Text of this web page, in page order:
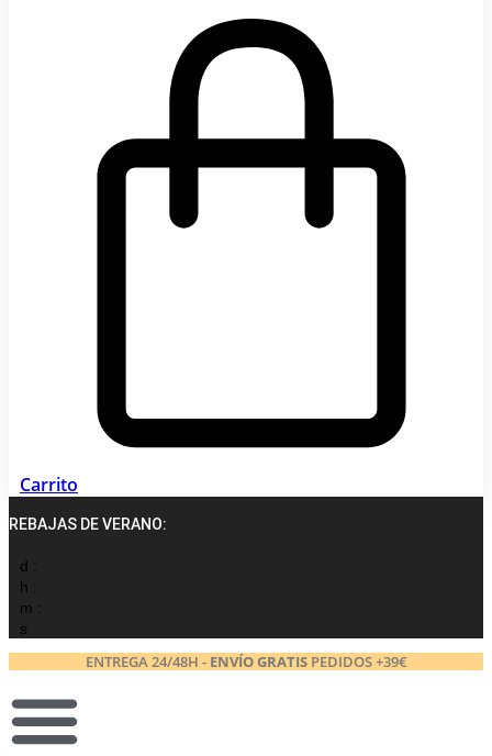
Carrito
REBAJAS DE VERANO:
d :
h :
m :
s
ENTREGA 24/48H - ENVÍO GRATISPEDIDOS +39€